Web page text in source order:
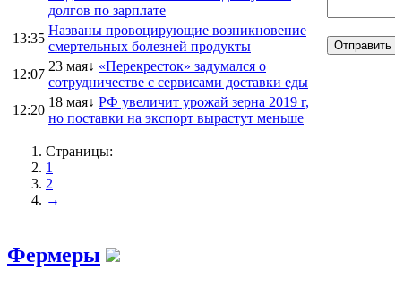
долгов по зарплате
13:35
Названы провоцирующие возникновение
смертельных болезней продукты
12:07
23 мая↓ «Перекресток» задумался о
сотрудничестве с сервисами доставки еды
12:20
18 мая↓ РФ увеличит урожай зерна 2019 г,
но поставки на экспорт вырастут меньше
Страницы:
1
2
→
Фермеры